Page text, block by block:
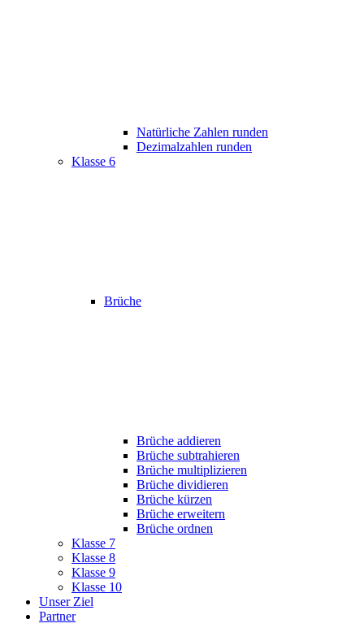
Natürliche Zahlen runden
Dezimalzahlen runden
Klasse 6
Brüche
Brüche addieren
Brüche subtrahieren
Brüche multiplizieren
Brüche dividieren
Brüche kürzen
Brüche erweitern
Brüche ordnen
Klasse 7
Klasse 8
Klasse 9
Klasse 10
Unser Ziel
Partner